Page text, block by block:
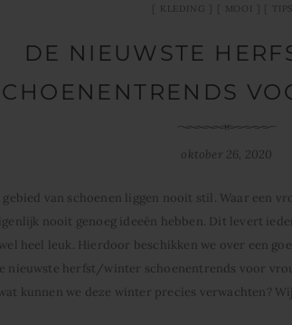
KLEDING MOOI TIPS
DE NIEUWSTE
oktober 26, 2020
van schoenen liggen nooit stil. Waar een
nooit genoeg ideeën hebben. Dit levert
heel leuk. Hierdoor beschikken we over een
nieuwste herfst/winter schoenentrends voor
kunnen we deze winter precies verwachten?